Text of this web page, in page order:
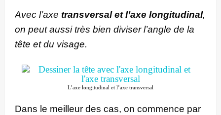
Avec l’axe transversal et l’axe longitudinal,
on peut aussi très bien diviser l’angle de la
tête et du visage.
L’axe longitudinal et l’axe transversal
Dans le meilleur des cas, on commence par